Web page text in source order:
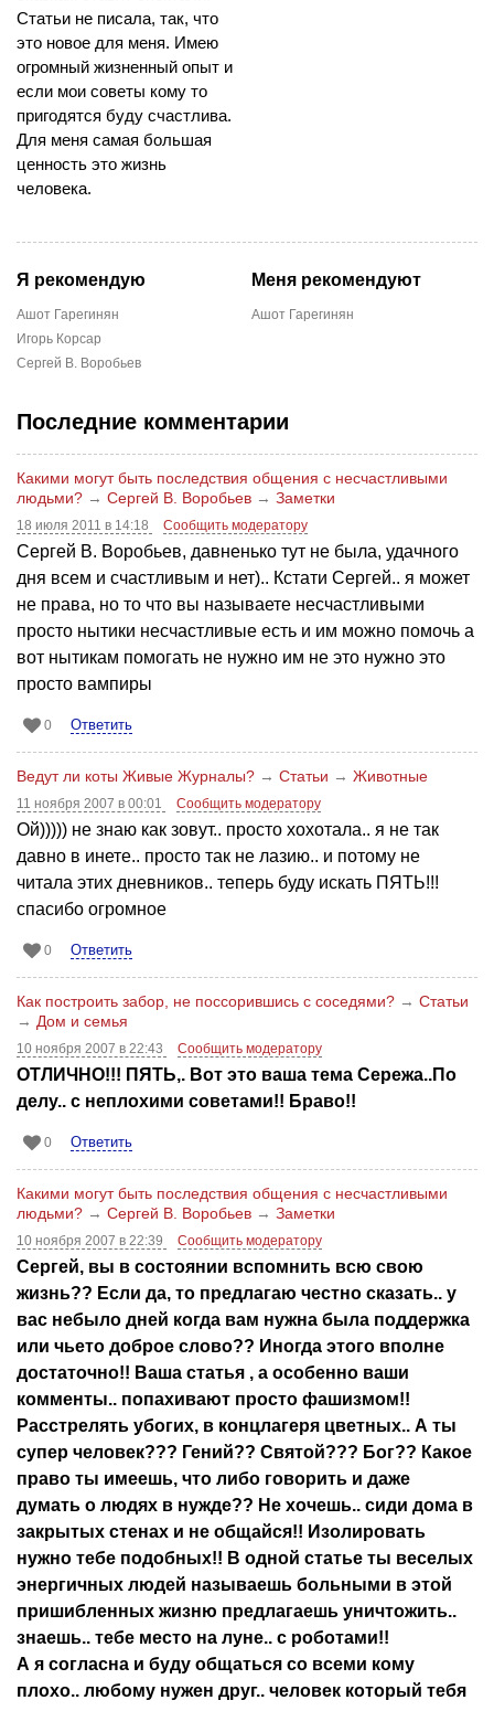
Статьи не писала, так, что
это новое для меня. Имею
огромный жизненный опыт и
если мои советы кому то
пригодятся буду счастлива.
Для меня самая большая
ценность это жизнь
человека.
Я рекомендую
Ашот Гарегинян
Игорь Корсар
Сергей В. Воробьев
Меня рекомендуют
Ашот Гарегинян
Последние комментарии
Какими могут быть последствия общения с несчастливыми
людьми? → Сергей В. Воробьев → Заметки
18 июля 2011 в 14:18 Сообщить модератору
Сергей В. Воробьев, давненько тут не была, удачного
дня всем и счастливым и нет).. Кстати Сергей.. я может
не права, но то что вы называете несчастливыми
просто нытики несчастливые есть и им можно помочь а
вот нытикам помогать не нужно им не это нужно это
просто вампиры
0 Ответить
Ведут ли коты Живые Журналы? → Статьи → Животные
11 ноября 2007 в 00:01 Сообщить модератору
Ой))))) не знаю как зовут.. просто хохотала.. я не так
давно в инете.. просто так не лазию.. и потому не
читала этих дневников.. теперь буду искать ПЯТЬ!!!
спасибо огромное
0 Ответить
Как построить забор, не поссорившись с соседями? → Статьи
→ Дом и семья
10 ноября 2007 в 22:43 Сообщить модератору
ОТЛИЧНО!!! ПЯТЬ,. Вот это ваша тема Сережа..По
делу.. с неплохими советами!! Браво!!
0 Ответить
Какими могут быть последствия общения с несчастливыми
людьми? → Сергей В. Воробьев → Заметки
10 ноября 2007 в 22:39 Сообщить модератору
Сергей, вы в состоянии вспомнить всю свою
жизнь?? Если да, то предлагаю честно сказать.. у
вас небыло дней когда вам нужна была поддержка
или чьето доброе слово?? Иногда этого вполне
достаточно!! Ваша статья , а особенно ваши
комменты.. попахивают просто фашизмом!!
Расстрелять убогих, в концлагеря цветных.. А ты
супер человек??? Гений?? Святой??? Бог?? Какое
право ты имеешь, что либо говорить и даже
думать о людях в нужде?? Не хочешь.. сиди дома в
закрытых стенах и не общайся!! Изолировать
нужно тебе подобных!! В одной статье ты веселых
энергичных людей называешь больными в этой
пришибленных жизню предлагаешь уничтожить..
знаешь.. тебе место на луне.. с роботами!!
А я согласна и буду общаться со всеми кому
плохо.. любому нужен друг.. человек который тебя